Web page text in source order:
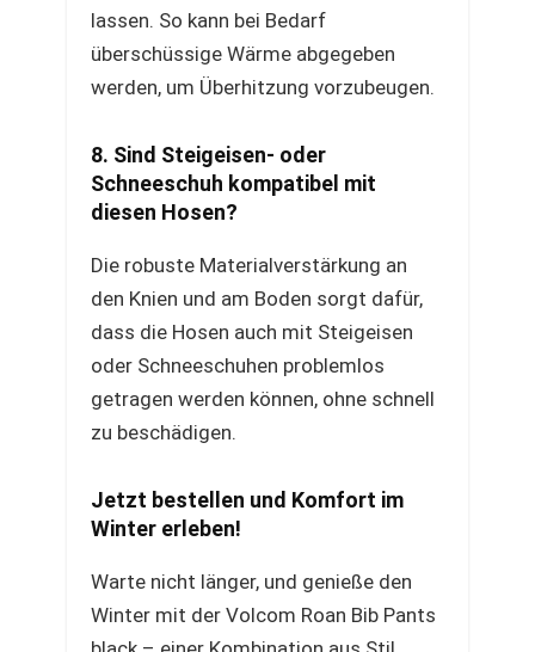
lassen. So kann bei Bedarf
überschüssige Wärme abgegeben
werden, um Überhitzung vorzubeugen.
8. Sind Steigeisen- oder
Schneeschuh kompatibel mit
diesen Hosen?
Die robuste Materialverstärkung an
den Knien und am Boden sorgt dafür,
dass die Hosen auch mit Steigeisen
oder Schneeschuhen problemlos
getragen werden können, ohne schnell
zu beschädigen.
Jetzt bestellen und Komfort im
Winter erleben!
Warte nicht länger, und genieße den
Winter mit der Volcom Roan Bib Pants